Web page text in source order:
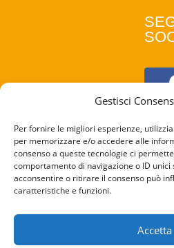
Gestisci
Per fornire le migliori esperienze,
per memorizzare e/o accedere alle
consenso a queste tecnologie ci
comportamento di navigazione o ID unici
acconsentire o ritirare il consenso può
caratteristiche e funzioni.
Accetta